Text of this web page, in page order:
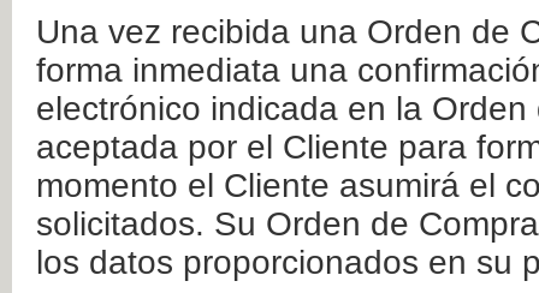
Una vez recibida una Orden de
forma inmediata una
electrónico indicada en la
aceptada por el Cliente para
momento el Cliente asumirá el
solicitados. Su Orden de
los datos proporcionados en su